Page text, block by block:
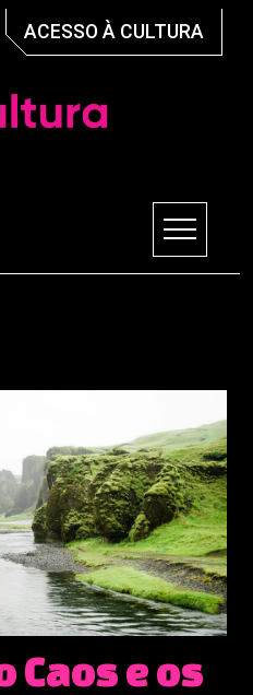
ACESSO À CULTURA
Caos e os